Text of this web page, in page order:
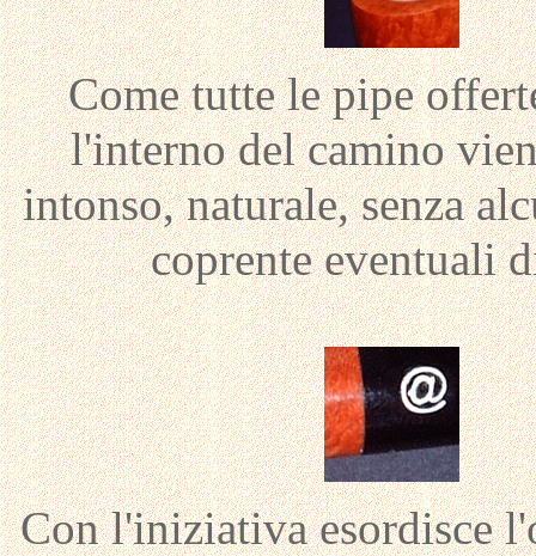
Come tutte le pipe
l'interno del camino
intonso, naturale, senza
coprente eventuali
Con l'iniziativa esordisce